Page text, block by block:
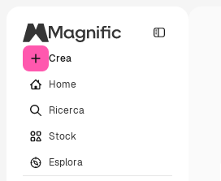
Crea
Home
Ricerca
Stock
Esplora